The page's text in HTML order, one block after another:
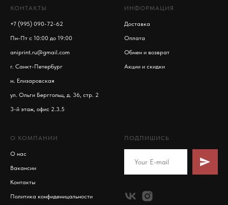
КОНТАКТЫ
+7 (995) 090-72-62
Пн-Пт с 10:00 до 19:00
aniprint.ru@gmail.com
г. Санкт-Петербург
м. Елизаровская
ул. Ольги Берггольц, д. 36, стр. 2
3-й этаж, офис 2.3.5
ИНФОРМАЦИЯ
Доставка
Оплата
Обмен и возврат
Акции и скидки
О КОМПАНИИ
О нас
Вакансии
Контакты
Политика конфиденицальности
ПОДПИШИСЬ